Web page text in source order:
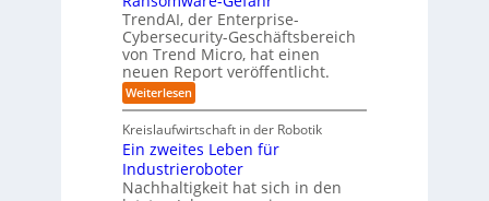
F
o
r
m
w
a
s
b
e
i
b
e
r
n
i
c
h
t
e
O
r
i
e
n
t
i
e
r
u
t
r
i
a
l
A
I
n
S
A
P
TrendAI, der Enterprise-
Cybersecurity-Geschäftsbereich
von Trend Micro, hat einen
neuen Report veröffentlicht.
Weiterlesen:
T
e
n
d
A
Kreislaufwirtschaft in der Robotik
Ein zweites Leben für
Industrieroboter
Nachhaltigkeit hat sich in den